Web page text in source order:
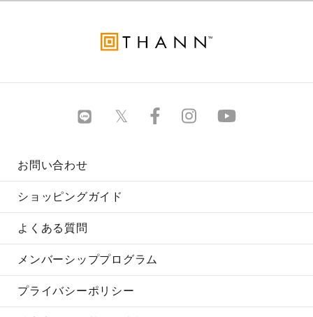
お問い合わせ
ショッピングガイド
よくある質問
メンバーシッププログラム
プライバシーポリシー